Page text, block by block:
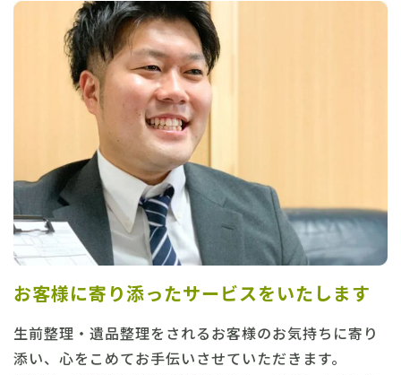
お客様に寄り添ったサービスをいたします
生前整理・遺品整理をされるお客様のお気持ちに寄り
添い、心をこめてお手伝いさせていただきます。